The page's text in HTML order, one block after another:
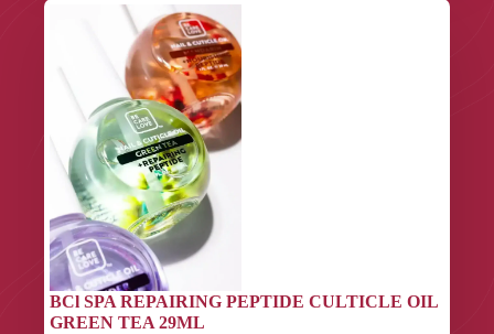
BCl SPA REPAIRING PEPTIDE CULTICLE OIL
GREEN TEA 29ML